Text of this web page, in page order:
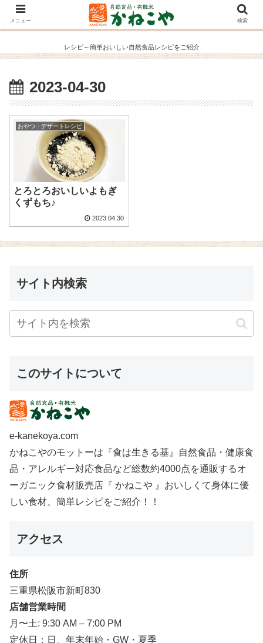
レシピ～簡単おいしい自然食品レシピをご紹介
2023-04-30
おやつ・デザートレシピ
とろとろおいしいよもぎ
くずもち♪
2023.04.30
サイト内検索
このサイトについて
e-kanekoya.com
かねこやのモットーは『食は生きる基』自然食品・健康食
品・アレルギー対応食品など総数約4000点を通販するオ
ーガニック食材販売店『 かねこや 』おいしくて身体に優
しい食材、簡単レシピをご紹介！！
アクセス
住所
三重県松阪市新町830
店舗営業時間
月〜土: 9:30 AM – 7:00 PM
定休日：日、年末年始・GW・夏季
メニュー 検索